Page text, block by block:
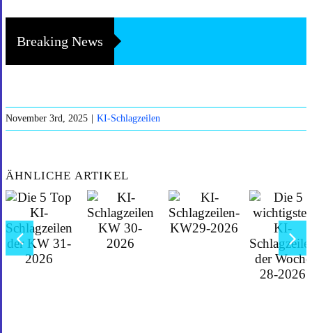
Breaking News
November 3rd, 2025 KI-Schlagzeilen
ÄHNLICHE ARTIKEL